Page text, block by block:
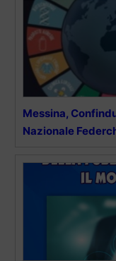
Messina,
Nazionale